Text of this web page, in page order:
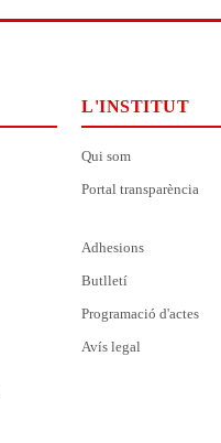
L'INSTITUT
Qui som
Portal transparència
Adhesions
Butlletí
Programació d'actes
Avís legal